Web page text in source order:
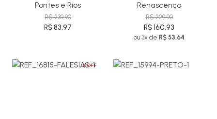
Pontes e Rios
R$ 239,90
R$ 83,97
Renascença
R$ 229,90
R$ 160,93
ou 3x de R$ 53,64
%OFF